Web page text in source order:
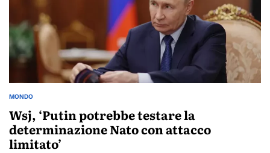
POSTED
MONDO
Wsj, ‘Putin potrebbe testare la
determinazione Nato con attacco
limitato’